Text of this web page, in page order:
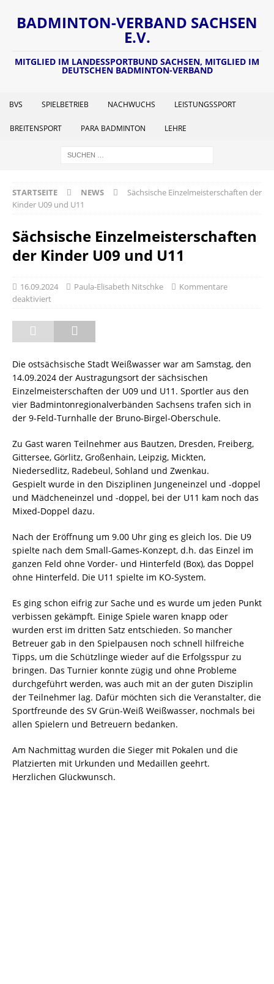
BADMINTON-VERBAND SACHSEN
E.V.
MITGLIED IM LANDESSPORTBUND SACHSEN, MITGLIED IM
DEUTSCHEN BADMINTON-VERBAND
BVS SPIELBETRIEB NACHWUCHS LEISTUNGSSPORT
BREITENSPORT PARA BADMINTON LEHRE
STARTSEITE NEWS
Sächsische Einzelmeisterschaften der
Kinder U09 und U11
Sächsische Einzelmeisterschaften
der Kinder U09 und U11
16.09.2024 Paula-Elisabeth Nitschke
Kommentare
deaktiviert
Die ostsächsische Stadt Weißwasser war am Samstag, den
14.09.2024 der Austragungsort der sächsischen
Einzelmeisterschaften der U09 und U11. Sportler aus den
vier Badmintonregionalverbänden Sachsens trafen sich in
der 9-Feld-Turnhalle der Bruno-Birgel-Oberschule.
Zu Gast waren Teilnehmer aus Bautzen, Dresden, Freiberg,
Gittersee, Görlitz, Großenhain, Leipzig, Mickten,
Niedersedlitz, Radebeul, Sohland und Zwenkau.
Gespielt wurde in den Disziplinen Jungeneinzel und -doppel
und Mädcheneinzel und -doppel, bei der U11 kam noch das
Mixed-Doppel dazu.
Nach der Eröffnung um 9.00 Uhr ging es gleich los. Die U9
spielte nach dem Small-Games-Konzept, d.h. das Einzel im
ganzen Feld ohne Vorder- und Hinterfeld (Box), das Doppel
ohne Hinterfeld. Die U11 spielte im KO-System.
Es ging schon eifrig zur Sache und es wurde um jeden Punkt
verbissen gekämpft. Einige Spiele waren knapp oder
wurden erst im dritten Satz entschieden. So mancher
Betreuer gab in den Spielpausen noch schnell hilfreiche
Tipps, um die Schützlinge wieder auf die Erfolgsspur zu
bringen. Das Turnier konnte zügig und ohne Probleme
durchgeführt werden, was auch mit an der guten Disziplin
der Teilnehmer lag. Dafür möchten sich die Veranstalter, die
Sportfreunde des SV Grün-Weiß Weißwasser, nochmals bei
allen Spielern und Betreuern bedanken.
Am Nachmittag wurden die Sieger mit Pokalen und die
Platzierten mit Urkunden und Medaillen geehrt.
Herzlichen Glückwunsch.